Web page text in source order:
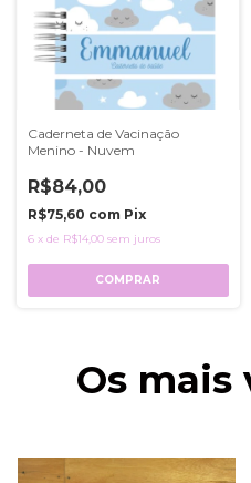
Caderneta de Vacinação
Menino - Nuvem
R$84,00
R$75,60 com Pix
6 x de R$14,00 sem juros
COMPRAR
Os mais